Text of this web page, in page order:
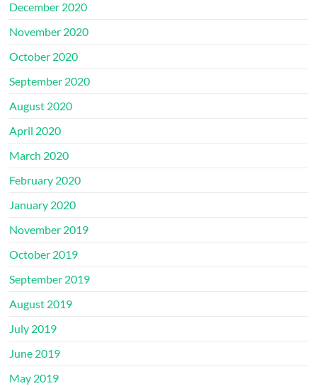
December 2020
November 2020
October 2020
September 2020
August 2020
April 2020
March 2020
February 2020
January 2020
November 2019
October 2019
September 2019
August 2019
July 2019
June 2019
May 2019